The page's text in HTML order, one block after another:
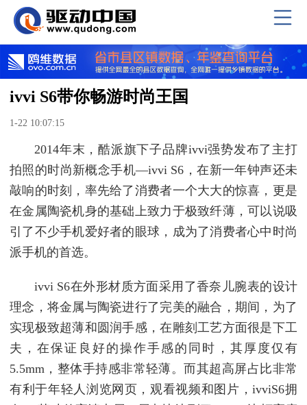
ivvi S6带你畅游时尚王国
1-22 10:07:15
2014年末，酷派旗下子品牌ivvi强势发布了主打
拍照的时尚新概念手机—ivvi S6，在新一年钟声还未
敲响的时刻，率先给了消费者一个大大的惊喜，更是
在金属陶瓷机身的基础上致力于极致纤薄，可以说吸
引了不少手机爱好者的眼球，成为了消费者心中时尚
派手机的首选。
ivvi S6在外形材质方面采用了香奈儿腕表的设计
理念，将金属与陶瓷进行了完美的融合，期间，为了
实现极致超薄和圆润手感，在雕刻工艺方面很是下工
夫，在保证良好的操作手感的同时，其厚度仅有
5.5mm，整体手持感非常轻薄。而其超高屏占比非常
有利于年轻人浏览网页，观看视频和图片，ivviS6拥